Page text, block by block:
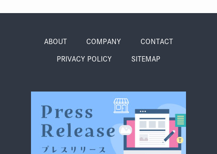
グルメ・まち イベント
ABOUT COMPANY CONTACT
PRIVACY POLICY SITEMAP